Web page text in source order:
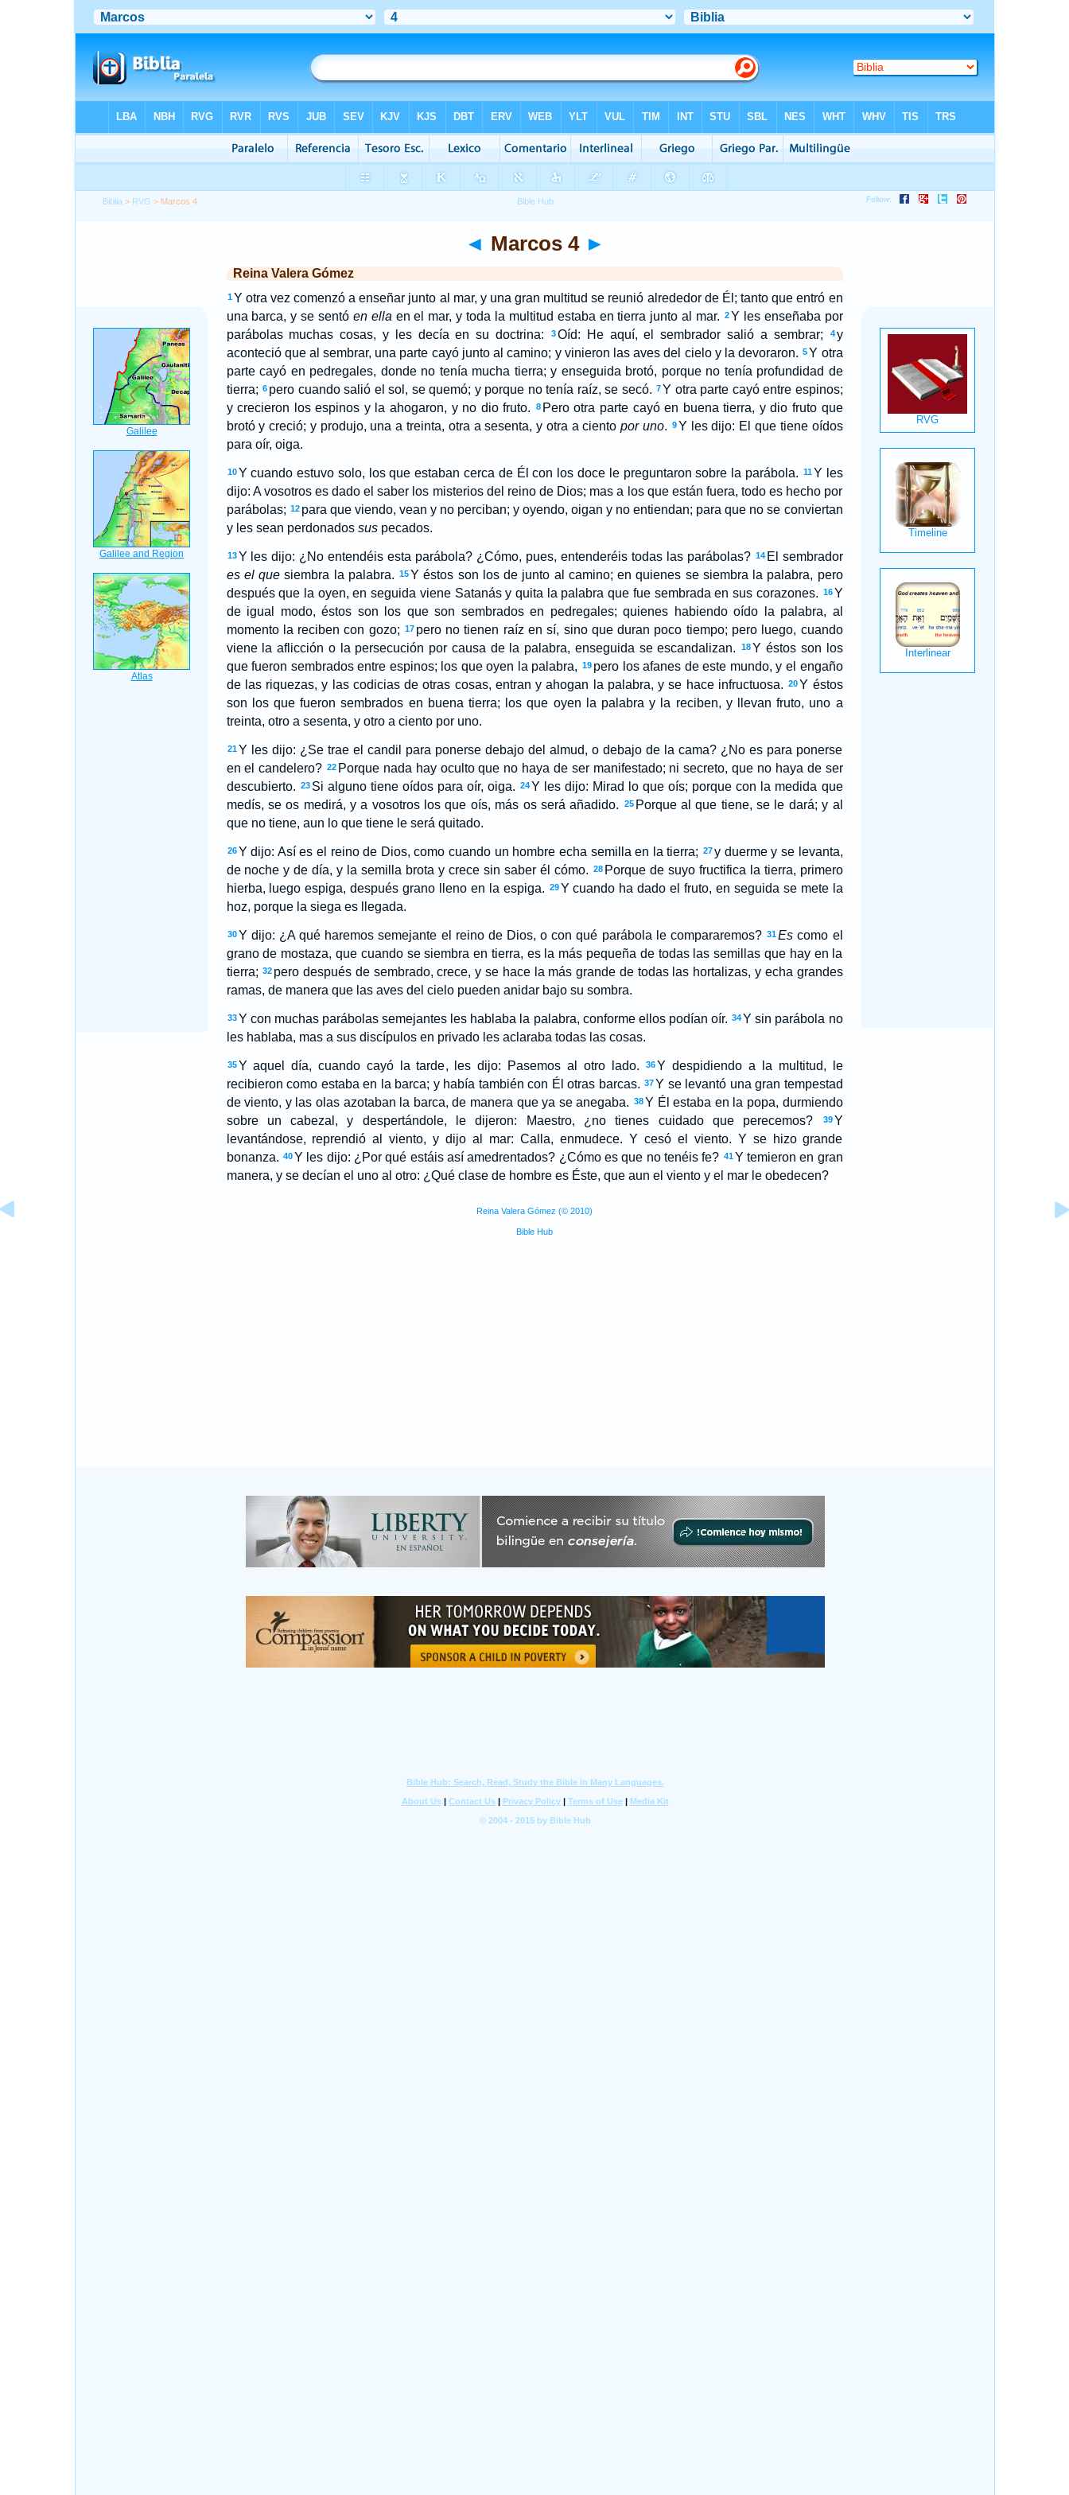
Biblia > RVG > Marcos 4
◄ Marcos 4 ►
Reina Valera Gómez
1 Y otra vez comenzó a enseñar junto al mar, y una gran multitud se reunió alrededor de Él; tanto que entró en
una barca, y se sentó en ella en el mar, y toda la multitud estaba en tierra junto al mar. 2Y les enseñaba por
parábolas muchas cosas, y les decía en su doctrina:
3Oíd: He aquí, el sembrador salió a sembrar; 4 y
aconteció que al sembrar, una parte cayó junto al camino; y vinieron las aves del cielo y la devoraron. 5Y otra
parte cayó en pedregales, donde no tenía mucha tierra; y enseguida brotó, porque no tenía profundidad de
tierra; 6 pero cuando salió el sol, se quemó; y porque no tenía raíz, se secó. 7Y otra parte cayó entre espinos;
y crecieron los espinos y la ahogaron, y no dio fruto.
8 Pero otra parte cayó en buena tierra, y dio fruto que
brotó y creció; y produjo, una a treinta, otra a sesenta, y otra a cientopor uno. 9Y les dijo: El que tiene oídos
para oír, oiga.
10 Y cuando estuvo solo, los que estaban cerca de Él con los doce le preguntaron sobre la parábola. 11Y les
dijo: A vosotros es dado el saber los misterios del reino de Dios; mas a los que están fuera, todo es hecho por
parábolas; 12 para que viendo, vean y no perciban; y oyendo, oigan y no entiendan; para que no se conviertan
y les sean perdonados suspecados.
13 Y les dijo: ¿No entendéis esta parábola? ¿Cómo, pues, entenderéis todas las parábolas? 14 El sembrador
es el que siembra la palabra. 15Y éstos son los de junto al camino; en quienes se siembra la palabra, pero
después que la oyen, en seguida viene Satanás y quita la palabra que fue sembrada en sus corazones. 16 Y
de igual modo, éstos son los que son sembrados en pedregales; quienes habiendo oído la palabra, al
momento la reciben con gozo; 17 pero no tienen raíz en sí, sino que duran poco tiempo; pero luego, cuando
viene la aflicción o la persecución por causa de la palabra, enseguida se escandalizan.
18Y éstos son los
que fueron sembrados entre espinos; los que oyen la palabra, 19 pero los afanes de este mundo, y el engaño
de las riquezas, y las codicias de otras cosas, entran y ahogan la palabra, y se hace infructuosa.
20Y éstos
son los que fueron sembrados en buena tierra; los que oyen la palabra y la reciben, y llevan fruto, uno a
treinta, otro a sesenta, y otro a ciento por uno.
21 Y les dijo: ¿Se trae el candil para ponerse debajo del almud, o debajo de la cama? ¿No es para ponerse
en el candelero? 22 Porque nada hay oculto que no haya de ser manifestado; ni secreto, que no haya de ser
descubierto. 23 Si alguno tiene oídos para oír, oiga. 24Y les dijo: Mirad lo que oís; porque con la medida que
medís, se os medirá, y a vosotros los que oís, más os será añadido.
25 Porque al que tiene, se le dará; y al
que no tiene, aun lo que tiene le será quitado.
26 Y dijo: Así es el reino de Dios, como cuando un hombre echa semilla en la tierra; 27y duerme y se levanta,
de noche y de día, y la semilla brota y crece sin saber él cómo. 28 Porque de suyo fructifica la tierra, primero
hierba, luego espiga, después grano lleno en la espiga. 29 Y cuando ha dado el fruto, en seguida se mete la
hoz, porque la siega es llegada.
30 Y dijo: ¿A qué haremos semejante el reino de Dios, o con qué parábola le compararemos? 31Es como el
grano de mostaza, que cuando se siembra en tierra, es la más pequeña de todas las semillas que hay en la
tierra; 32 pero después de sembrado, crece, y se hace la más grande de todas las hortalizas, y echa grandes
ramas, de manera que las aves del cielo pueden anidar bajo su sombra.
33 Y con muchas parábolas semejantes les hablaba la palabra, conforme ellos podían oír. 34Y sin parábola no
les hablaba, mas a sus discípulos en privado les aclaraba todas las cosas.
35 Y aquel día, cuando cayó la tarde, les dijo: Pasemos al otro lado. 36Y despidiendo a la multitud, le
recibieron como estaba en la barca; y había también con Él otras barcas. 37Y se levantó una gran tempestad
de viento, y las olas azotaban la barca, de manera que ya se anegaba. 38Y Él estaba en la popa, durmiendo
sobre un cabezal, y despertándole, le dijeron: Maestro, ¿no tienes cuidado que perecemos?
39 Y
levantándose, reprendió al viento, y dijo al mar: Calla, enmudece. Y cesó el viento. Y se hizo grande
bonanza. 40Y les dijo: ¿Por qué estáis así amedrentados? ¿Cómo es que no tenéis fe? 41 Y temieron en gran
manera, y se decían el uno al otro: ¿Qué clase de hombre es Éste, que aun el viento y el mar le obedecen?
Reina Valera Gómez (© 2010)
Bible Hub